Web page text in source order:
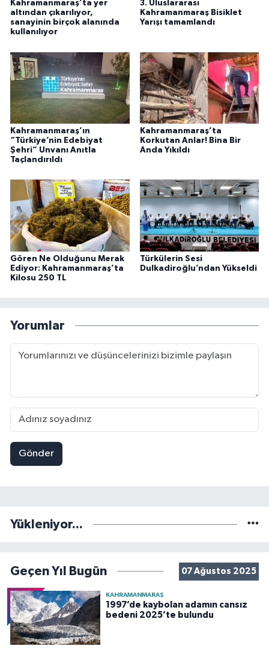
Kahramanmaraş’ta yer
altından çıkarılıyor,
sanayinin birçok alanında
kullanılıyor
3. Uluslararası
Kahramanmaraş Bisiklet
Yarışı tamamlandı
Kahramanmaraş’ın
“Türkiye’nin Edebiyat
Şehri” Unvanı Anıtla
Taçlandırıldı
Kahramanmaraş’ta
Korkutan Anlar! Bina Bir
Anda Yıkıldı
Gören Ne Olduğunu Merak
Ediyor: Kahramanmaraş’ta
Kilosu 250 TL
Türkülerin Sesi
Dulkadiroğlu’ndan Yükseldi
Yorumlar
Gönder
Yükleniyor...
Geçen Yıl Bugün 07 Ağustos 2025
KAHRAMANMARAŞ
1997’de kaybolan adamın cansız
bedeni 2025’te bulundu